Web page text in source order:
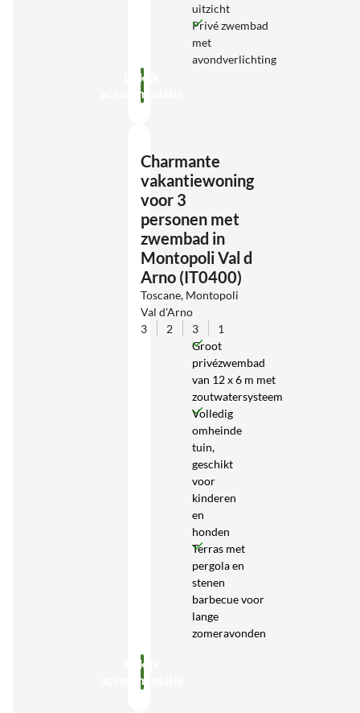
uitzicht
Privé zwembad
met
avondverlichting
Bekijk
accommodatie
Charmante
vakantiewoning
voor 3
personen met
zwembad in
Montopoli Val d
Arno (IT0400)
Toscane, Montopoli
Val d'Arno
3
2 3
1
Groot
privézwembad
van 12 x 6 m met
zoutwatersysteem
Volledig
omheinde
tuin,
geschikt
voor
kinderen
en
honden
Terras met
pergola en
stenen
barbecue voor
lange
zomeravonden
Bekijk
accommodatie